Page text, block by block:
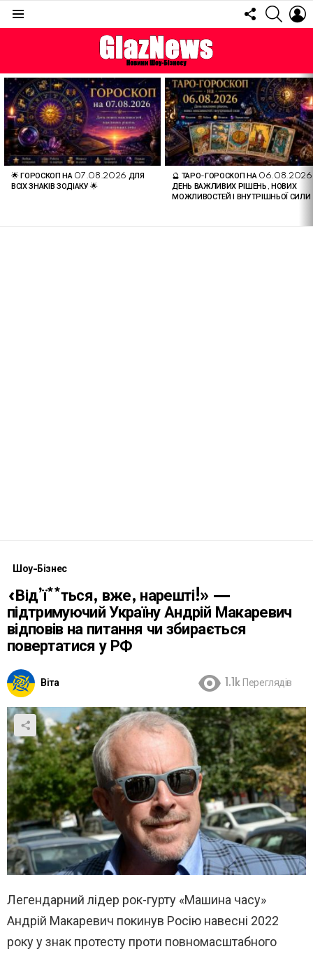
FOLLOW
US
ОСТАННІ
СТАТТІ
🌟 ГОРОСКОП НА 07.08.2026 ДЛЯ
ВСІХ ЗНАКІВ ЗОДІАКУ 🌟
🔮 ТАРО-ГОРОСКОП НА
ДЕНЬ ВАЖЛИВИХ РІШЕНЬ, НОВИХ
МОЖЛИВОСТЕЙ І ВНУТРІШНЬОЇ СИЛИ
Шоу-Бізнес
«Від’ї**ться, вже, нарешті!» —
підтримуючий Україну Андрій Макаревич
відповів на питання чи збирається
повертатися у РФ
Віта 1.1k Переглядів
Легендарний лідер рок-гурту «Машина часу»
Андрій Макаревич покинув Росію навесні 2022
року у знак протесту проти повномасштабного